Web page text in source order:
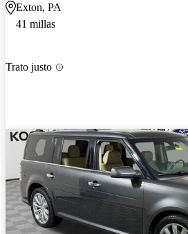
Exton, PA
41 millas
Trato justo